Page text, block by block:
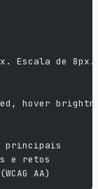
Escala de 8px.
hover
principais
e retos
AA)